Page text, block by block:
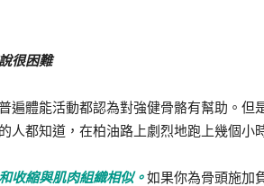
很困難
遍體能活動都認為對強健骨骼有幫助。
人都知道，在柏油路上劇烈地跑上幾個小
收縮與肌肉組織相似。如果你為骨頭施加